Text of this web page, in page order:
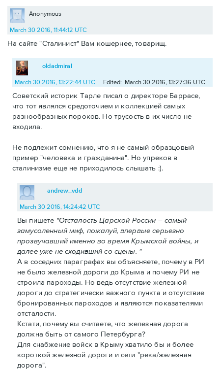
Anonymous
March 30 2016, 11:44:12 UTC
На сайте "Сталинист" Вам кошернее, товарищ.
oldadmiral
March 30 2016, 13:22:44 UTC Edited: March 30 2016, 13:27:36 UTC
Советский историк Тарле писал о директоре Баррасе,
что тот являлся средоточием и коллекцией самых
разнообразных пороков. Но трусость в их число не
входила.
Не подлежит сомнению, что я не самый образцовый
пример "человека и гражданина". Но упреков в
сталинизме еще не приходилось слышать :).
andrew_vdd
March 30 2016, 14:24:42 UTC
Вы пишете "Отсталость Царской России – самый
замусоленный миф, пожалуй, впервые серьезно
прозвучавший именно во время Крымской войны, и
далее уже не сходивший со сцены. "
А в соседних параграфах вы объясняете, почему в РИ
не было железной дороги до Крыма и почему РИ не
строила пароходы. Но ведь отсутствие железной
дороги до стратегически важного пункта и отсутствие
бронированных пароходов и являются показателями
отсталости.
Кстати, почему вы считаете, что железная дорога
должна быть от самого Петербурга?
Для снабжение войск в Крыму хватило бы и более
короткой железной дороги и сети "река/железная
дорога".